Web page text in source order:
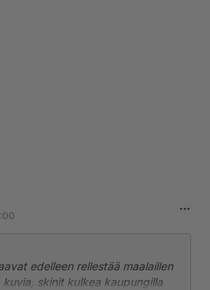
edelleen rellestää maalaillen
kuvia, skinit kulkea kaupungilla